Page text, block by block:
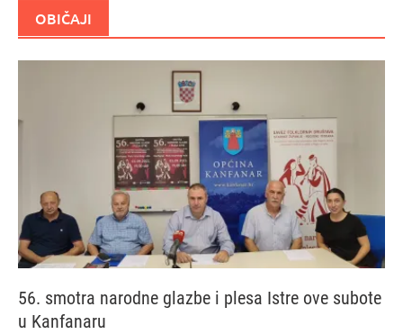
OBIČAJI
56. smotra narodne glazbe i plesa Istre ove subote
u Kanfanaru